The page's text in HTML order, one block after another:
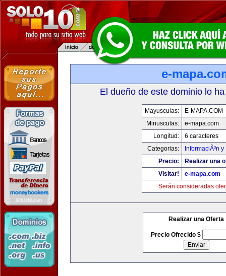
e-
El dueño de este dominio lo
Mayusculas:
E-MAPA.COM
Minusculas:
e-mapa.com
Longitud:
6 caracteres
Categorias:
InformaciÃ³n
Precio:
Realizar una
Visitar!
e-mapa.com
Serán consideradas
Realizar una Oferta
Precio Ofrecido $